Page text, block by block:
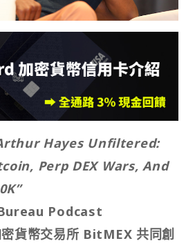
Hayes Unfiltered:
Perp DEX Wars, And
Podcast
貨幣交易所 BitMEX 共同創